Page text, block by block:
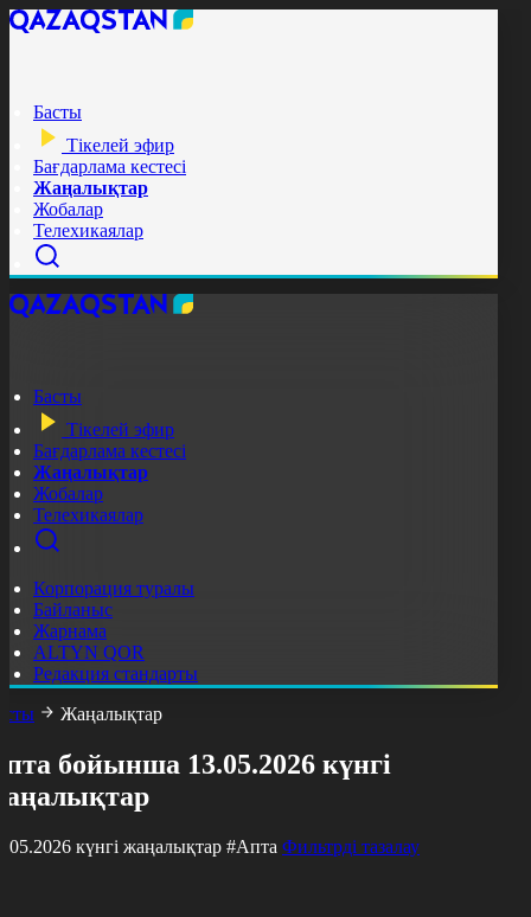
Басты
Тікелей эфир
Бағдарлама кестесі
Жаңалықтар
Жобалар
Телехикаялар
Басты
Тікелей эфир
Бағдарлама кестесі
Жаңалықтар
Жобалар
Телехикаялар
Корпорация туралы
Байланыс
Жарнама
ALTYN QOR
Редакция стандарты
Жаңалықтар
бойынша 13.05.2026 күнгі
күнгі жаңалықтар #Апта Фильтрді тазалау